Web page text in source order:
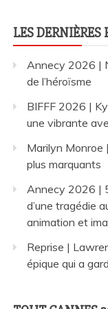
LES
Annecy 2026 |
de l’héroïsme
BIFFF 2026 |
une vibrante
Marilyn Monroe
plus marquants
Annecy 2026 |
d’une tragédie
animation et
Reprise |
épique qui a